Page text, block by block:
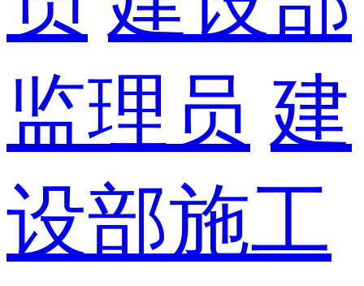
监理员 建
设部施工